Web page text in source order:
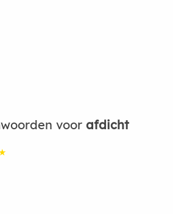
voor afdicht